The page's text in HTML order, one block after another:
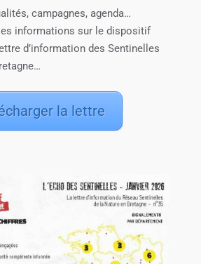
campagnes, agenda…
informations sur le dispositif
d’information des Sentinelles
la lettre